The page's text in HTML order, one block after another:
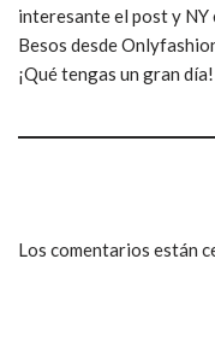
interesante el post y NY
Besos desde
¡Qué tengas un gran día!
Los comentarios están